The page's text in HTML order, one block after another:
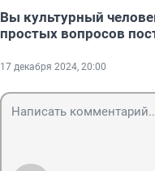
Вы культурный
простых вопросов
17 декабря 2024, 20:00